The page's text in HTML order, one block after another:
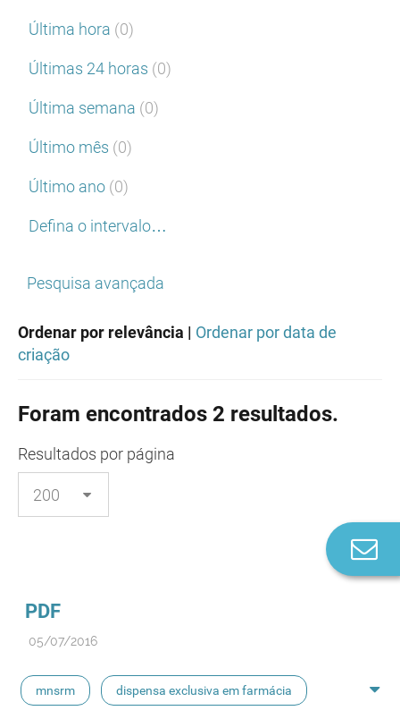
Última hora (0)
Últimas 24 horas (0)
Última semana (0)
Último mês (0)
Último ano (0)
Defina o intervalo…
Pesquisa avançada
Ordenar por relevância | Ordenar por data de
criação
Foram encontrados 2 resultados.
Resultados por página
PDF
05/07/2016
mnsrm dispensa exclusiva em farmácia